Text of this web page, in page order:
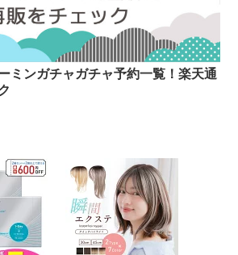
ミンガチャガチャ予約一覧！楽天通